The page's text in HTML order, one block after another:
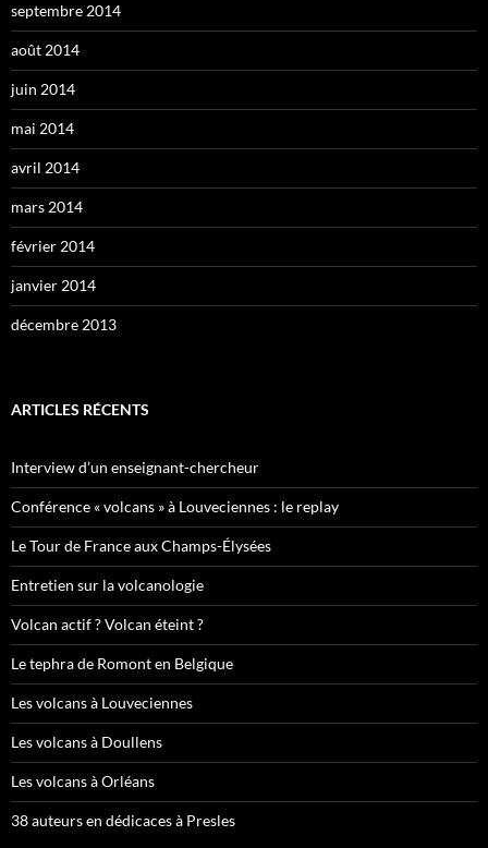
septembre 2014
août 2014
juin 2014
mai 2014
avril 2014
mars 2014
février 2014
janvier 2014
décembre 2013
ARTICLES RÉCENTS
Interview d’un enseignant-chercheur
Conférence « volcans » à Louveciennes : le replay
Le Tour de France aux Champs-Élysées
Entretien sur la volcanologie
Volcan actif ? Volcan éteint ?
Le tephra de Romont en Belgique
Les volcans à Louveciennes
Les volcans à Doullens
Les volcans à Orléans
38 auteurs en dédicaces à Presles